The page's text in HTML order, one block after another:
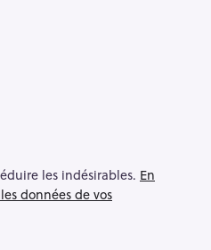
les indésirables. En
données de vos